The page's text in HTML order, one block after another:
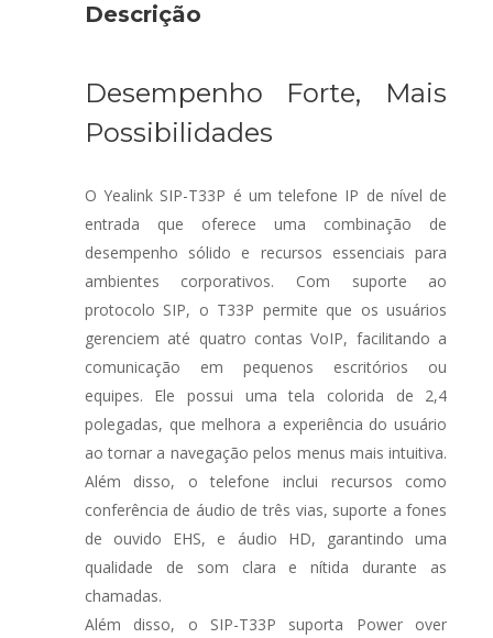
Descrição
Desempenho Forte, Mais
Possibilidades
O Yealink SIP-T33P é um telefone IP de nível de
entrada que oferece uma combinação de
desempenho sólido e recursos essenciais para
ambientes corporativos. Com suporte ao
protocolo SIP, o T33P permite que os usuários
gerenciem até quatro contas VoIP, facilitando a
comunicação em pequenos escritórios ou
equipes. Ele possui uma tela colorida de 2,4
polegadas, que melhora a experiência do usuário
ao tornar a navegação pelos menus mais intuitiva.
Além disso, o telefone inclui recursos como
conferência de áudio de três vias, suporte a fones
de ouvido EHS, e áudio HD, garantindo uma
qualidade de som clara e nítida durante as
chamadas.
Além disso, o SIP-T33P suporta Power over